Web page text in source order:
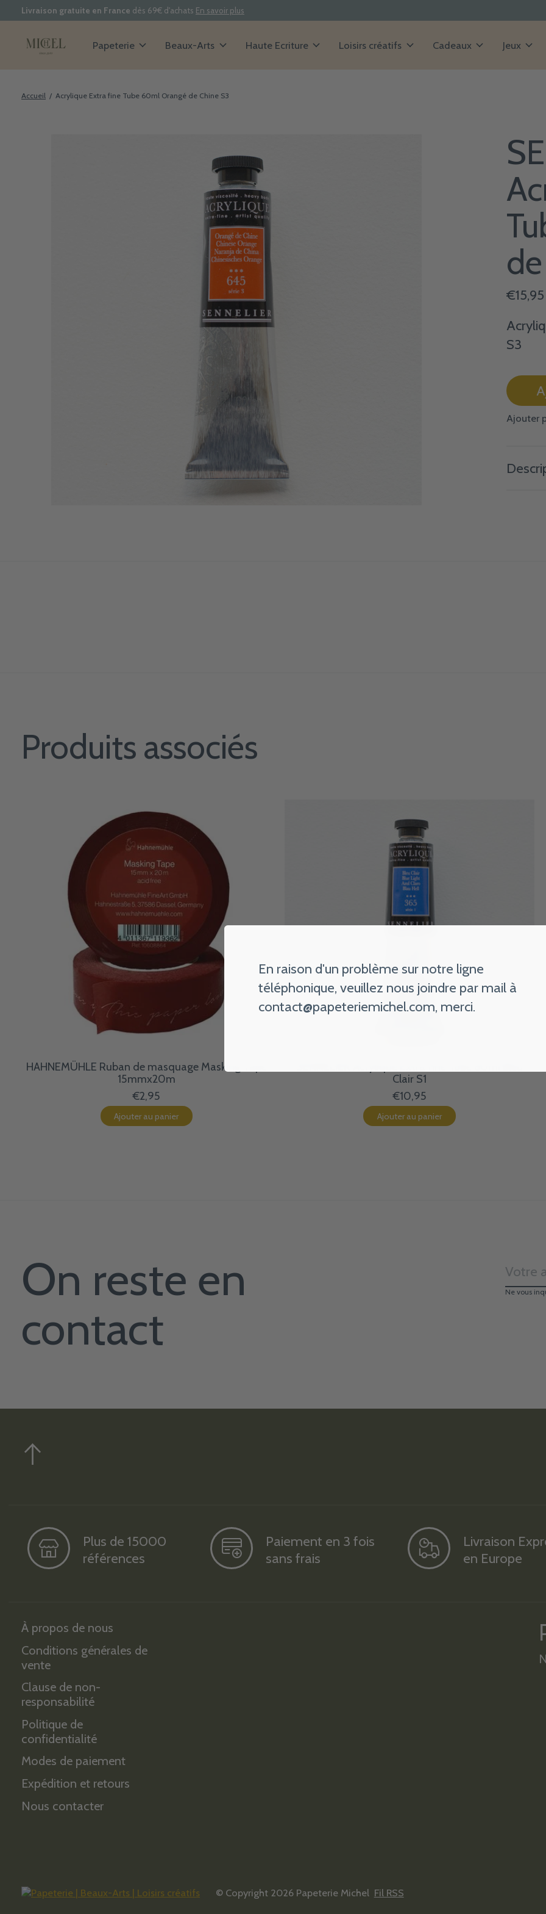
Livraison gratuite en France dès 69€ d'achats En savoir plus
Papeterie Beaux-Arts Haute Ecriture Loisirs créatifs Cadeaux Jeux
Accueil / Acrylique Extra fine Tube 60ml Orangé de Chine S3
€15,95
S3
Ajouter
Produits associés
HAHNEMÜHLE Ruban de masquage Masking Tape
15mmx20m
€2,95
Ajouter au panier
Clair S1
€10,95
Ajouter au panier
On reste en
contact
Ne vous
Plus de 15000
références
Paiement en 3 fois
sans frais
Livraison
en Europe
À propos de nous
Conditions générales de
vente
Clause de non-
responsabilité
Politique de
confidentialité
Modes de paiement
Expédition et retours
Nous contacter
© Copyright 2026 Papeterie Michel Fil RSS
En raison d'un problème sur notre ligne
téléphonique, veuillez nous joindre par mail à
contact@papeteriemichel.com, merci.